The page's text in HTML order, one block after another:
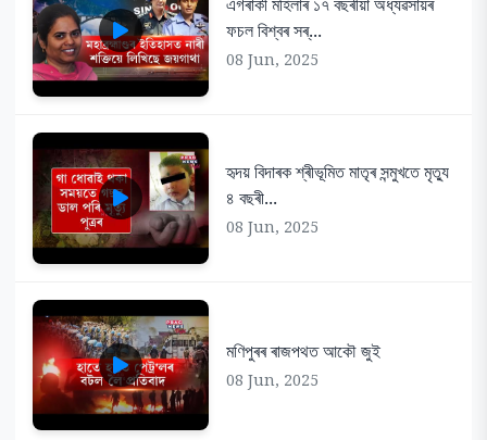
ফচল বিশ্বৰ সৰ্...
08 Jun, 2025
হৃদয় বিদাৰক শ্ৰীভূমিত মাতৃৰ সন্মুখতে মৃত্যু
৪ বছৰী...
08 Jun, 2025
মণিপুৰৰ ৰাজপথত আকৌ জুই
08 Jun, 2025